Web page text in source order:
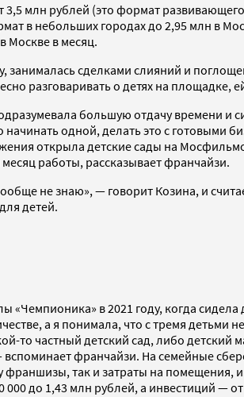
млн рублей (это формат
в небольших городах до 2,95 млн в
Москве в месяц.
сделками слияний и
разговаривать о детях на площадке,
большую отдачу времени и
одной, делать это с готовыми
открыла детские сады на
работы, рассказывает франчайзи.
не знаю», — говорит Козина, и
детей.
в 2021 году, когда
а я понимала, что с тремя детьми
частный детский сад, либо детский
вспоминает франчайзи. На семейные
так и затраты на помещения,
до 1,43 млн рублей, а инвестиций —